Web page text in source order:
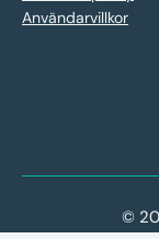
Användarvillkor
©